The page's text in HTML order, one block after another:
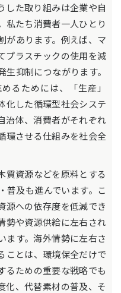
した取り組みは企業や自
私たち消費者一人ひとり
があります。例えば、マ
プラスチックの使用を減
抑制につながります。
るためには、「生産」
化した循環型社会システ
治体、消費者がそれぞれ
環させる仕組みを社会全
資源などを原料とする
普及も進んでいます。こ
源への依存度を低減でき
勢や資源供給に左右され
ます。海外情勢に左右さ
ことは、環境保全だけで
るための重要な戦略でも
化、代替素材の普及、そ